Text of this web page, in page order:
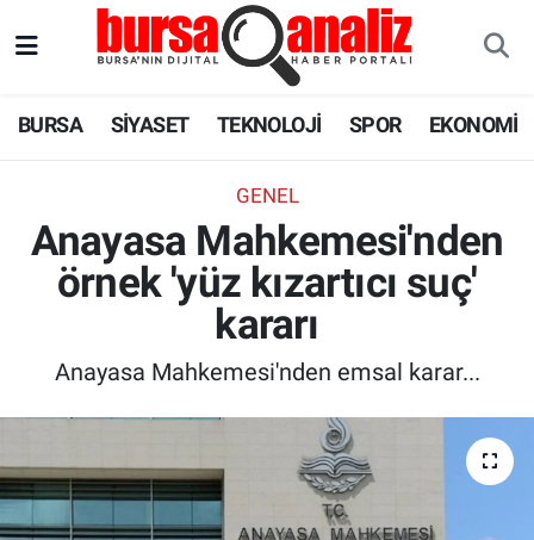
BURSA SİYASET TEKNOLOJİ SPOR EKONOMİ
GENEL
Anayasa Mahkemesi'nden
örnek 'yüz kızartıcı suç'
kararı
Anayasa Mahkemesi'nden emsal karar...
SPOR
Süper Lig Puan Durumu ve Fikstür